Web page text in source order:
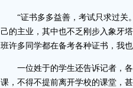
“证书多多益善，考试只求过关
己的主业，其中也不乏刚步入象牙
班许多同学都在备考各种证书，我
一位姓于的学生还告诉记者，各
课，不得不提前离开学校的课堂，